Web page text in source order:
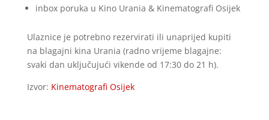
inbox poruka u Kino Urania & Kinematografi Osijek
Ulaznice je potrebno rezervirati ili unaprijed kupiti
na blagajni kina Urania (radno vrijeme blagajne:
svaki dan uključujući vikende od 17:30 do 21 h).
Izvor: Kinematografi Osijek